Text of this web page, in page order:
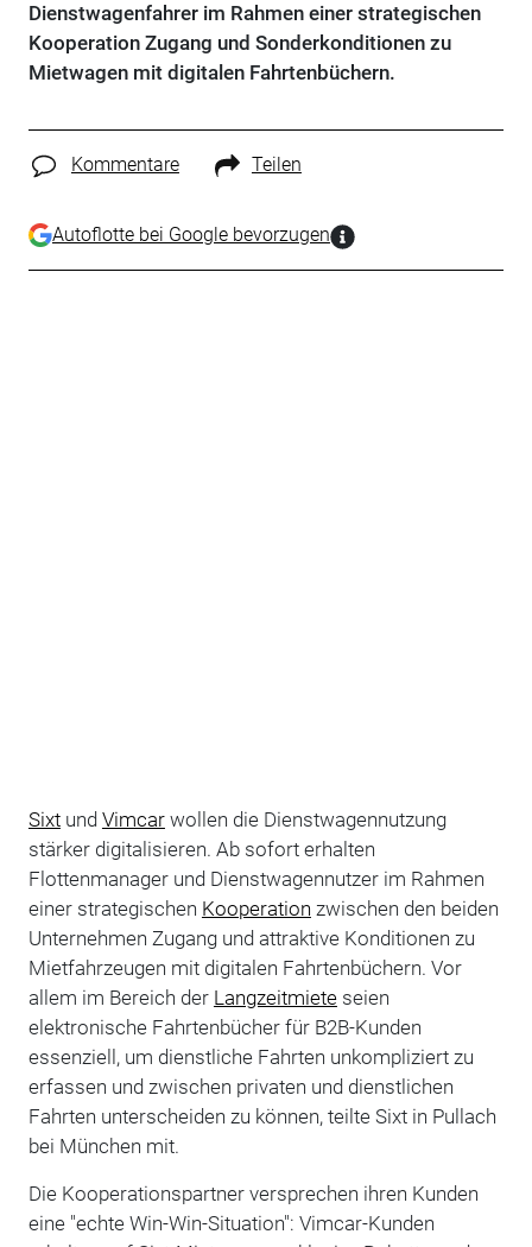
Dienstwagenfahrer im Rahmen einer strategischen
Kooperation Zugang und Sonderkonditionen zu
Mietwagen mit digitalen Fahrtenbüchern.
Kommentare Teilen
Autoflotte bei Google bevorzugen
Sixtund Vimcarwollen die Dienstwagennutzung
stärker digitalisieren. Ab sofort erhalten
Flottenmanager und Dienstwagennutzer im Rahmen
einer strategischen Kooperation zwischen den beiden
Unternehmen Zugang und attraktive Konditionen zu
Mietfahrzeugen mit digitalen Fahrtenbüchern. Vor
allem im Bereich der Langzeitmieteseien
elektronische Fahrtenbücher für B2B-Kunden
essenziell, um dienstliche Fahrten unkompliziert zu
erfassen und zwischen privaten und dienstlichen
Fahrten unterscheiden zu können, teilte Sixt in Pullach
bei München mit.
Die Kooperationspartner versprechen ihren Kunden
eine "echte Win-Win-Situation": Vimcar-Kunden